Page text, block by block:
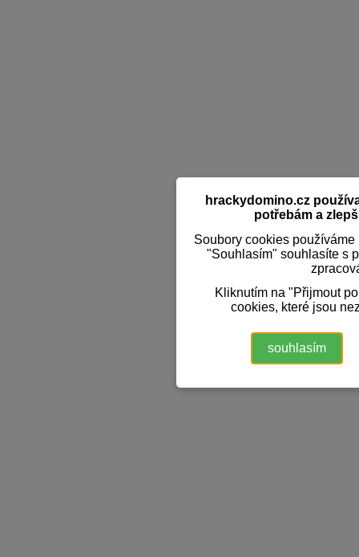
hrackydomino.cz
potřebám a
Soubory cookies
"Souhlasím" souhlasíte s
Kliknutím na "Přijmout
cookies, které jsou
souhlasím